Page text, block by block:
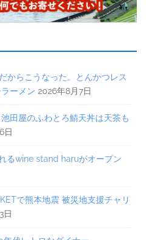
からこうなった。とんかつレス
ーメン 2026年8月7日
田屋のふわとろ鯖天丼は天茶も
日
るwine stand haruがオープン
で熊本地震 被災地支援チャリ
日